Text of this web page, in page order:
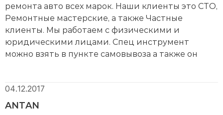
ремонта авто всех марок. Наши клиенты это СТО,
Ремонтные мастерские, а также Частные
клиенты. Мы работаем с физическими и
юридическими лицами. Спец инструмент
можно взять в пункте самовывоза а также он
04.12.2017
ANTAN